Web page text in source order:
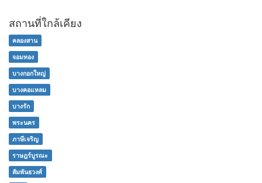
สถานที่ใกล้เคียง
คลองสาน
จอมทอง
บางกอกใหญ่
บางคอแหลม
บางรัก
พระนคร
ภาษีเจริญ
ราษฎร์บูรณะ
สัมพันธวงศ์